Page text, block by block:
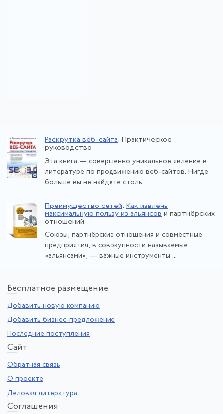
Раскрутка веб-сайта. Практическое
руководство
Эта книга — совершенно уникальное явление в
литературе по продвижению веб-сайтов. Нигде
больше вы не найдёте столь ...
Преимущество сетей. Как извлечь
максимальную пользу из альянсов и партнёрских
отношений
Союзы, партнёрские отношения и совместные
предприятия, в совокупности называемые
«альянсами», — важные инструменты ...
Бесплатное размещение
Добавить новую компанию
Добавить бизнес-предложение
Последние поступления
Сайт
Обратная связь
О проекте
Деловая литература
Соглашения